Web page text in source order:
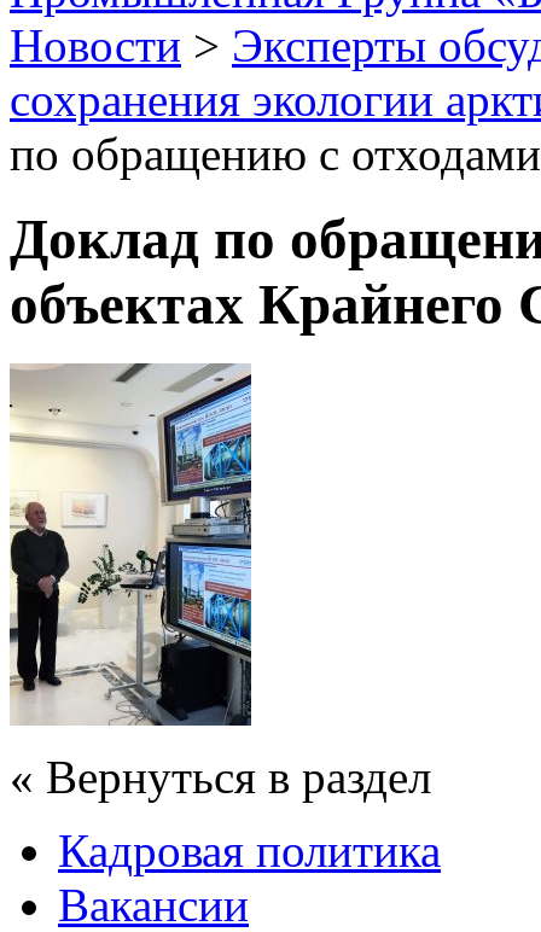
Новости > Эксперты
сохранения экологии
по обращению с
Доклад по
объектах Крайнего
« Вернуться в раздел
Кадровая политика
Вакансии